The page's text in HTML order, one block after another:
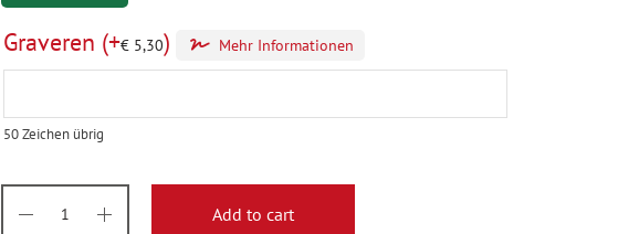
Graveren (+€ 5,30)
50Zeichen übrig
Mehr Informationen
Add to cart